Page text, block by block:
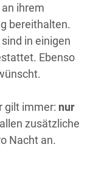
ihrem
bereithalten.
in einigen
Ebenso
gilt immer: nur
zusätzliche
Nacht an.